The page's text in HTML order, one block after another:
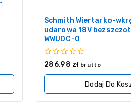
Schmith Wiertarko-
udarowa 18V
WWUDC-0
0
5
286,98 zł brutto
Dodaj Do